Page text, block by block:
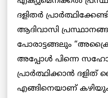
ദളിതര്‍
ആദിവാസി
പോരാട്ടങ്ങലും
അപ്പോള്‍ പിന്നെ
പ്രാര്‍ത്ഥിക്കാന്‍
എങ്ങിനെയാണ്